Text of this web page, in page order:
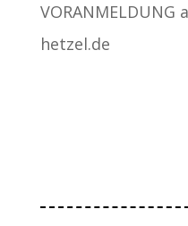
hetzel.de